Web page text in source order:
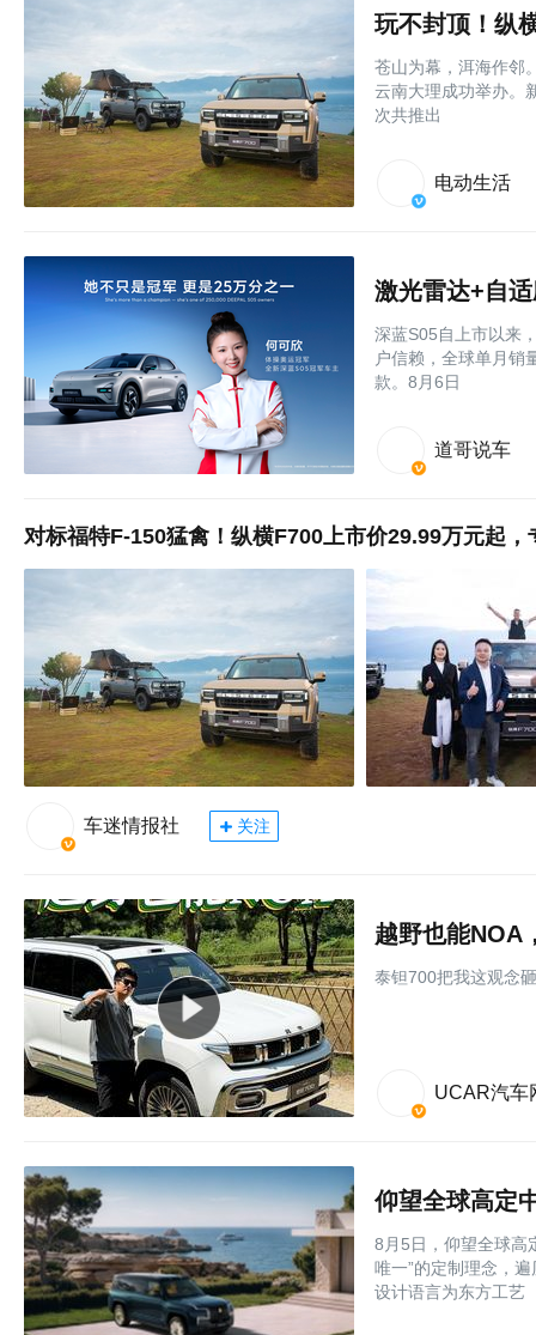
玩不封顶！纵
苍山为幕，洱海作邻
云南大理成功举办。
次共推出
电动生活
激光雷达+自
深蓝S05自上市以来
户信赖，全球单月销
款。8月6日
道哥说车
对标福特F-150猛禽！纵横F700上市价29.99万元起，
车迷情报社 关注
越野也能NOA
泰钽700把我这观念
UCAR汽车
仰望全球高定
8月5日，仰望全球高
唯一”的定制理念，
设计语言为东方工艺